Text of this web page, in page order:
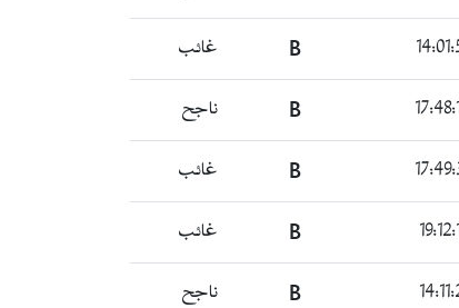
B غائب
B ناجح
B غائب
B غائب
B ناجح